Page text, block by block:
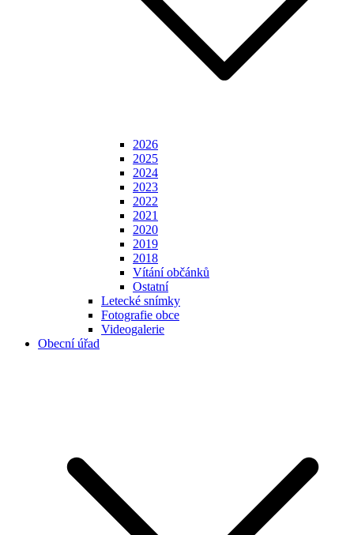
2026
2025
2024
2023
2022
2021
2020
2019
2018
Vítání občánků
Ostatní
Letecké snímky
Fotografie obce
Videogalerie
Obecní úřad